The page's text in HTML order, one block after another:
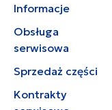
Informacje
Obsługa
serwisowa
Sprzedaż części
Kontrakty